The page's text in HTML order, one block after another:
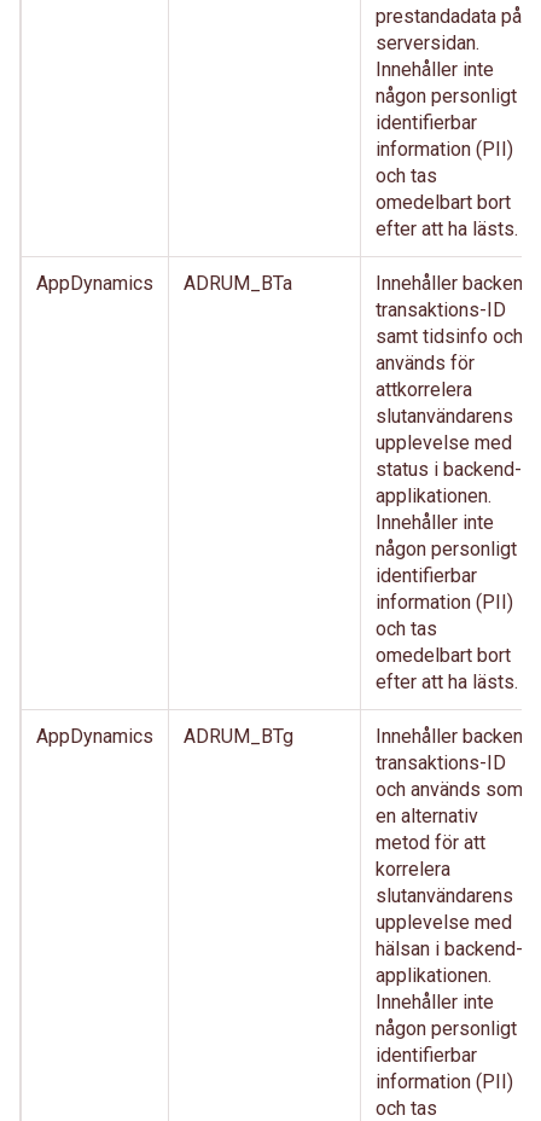
prestandadata på
serversidan.
Innehåller inte
någon personligt
identifierbar
information (PII)
och tas
omedelbart bort
efter att ha lästs.
AppDynamics ADRUM_BTa
Innehåller backend
transaktions-ID
samt tidsinfo och
används för
attkorrelera
slutanvändarens
upplevelse med
status i backend-
applikationen.
Innehåller inte
någon personligt
identifierbar
information (PII)
och tas
omedelbart bort
efter att ha lästs.
AppDynamics ADRUM_BTg
Innehåller backend
transaktions-ID
och används som
en alternativ
metod för att
korrelera
slutanvändarens
upplevelse med
hälsan i backend-
applikationen.
Innehåller inte
någon personligt
identifierbar
information (PII)
och tas